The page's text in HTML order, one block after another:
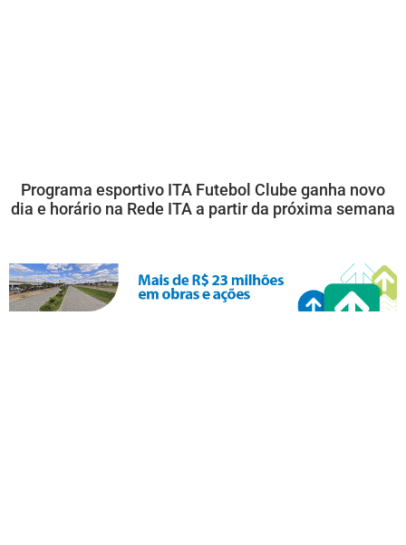
Programa esportivo ITA Futebol Clube ganha novo
dia e horário na Rede ITA a partir da próxima semana